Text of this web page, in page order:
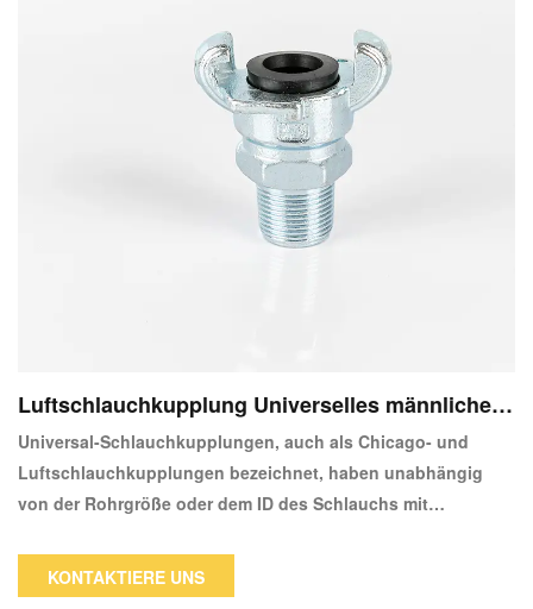
Luftschlauchkupplung Universelles männliches
Ende
Universal-Schlauchkupplungen, auch als Chicago- und
Luftschlauchkupplungen bezeichnet, haben unabhängig
von der Rohrgröße oder dem ID des Schlauchs mit
Anschluss an eine andere Chicago-Schlauchkupplung
ermöglicht.
KONTAKTIERE UNS